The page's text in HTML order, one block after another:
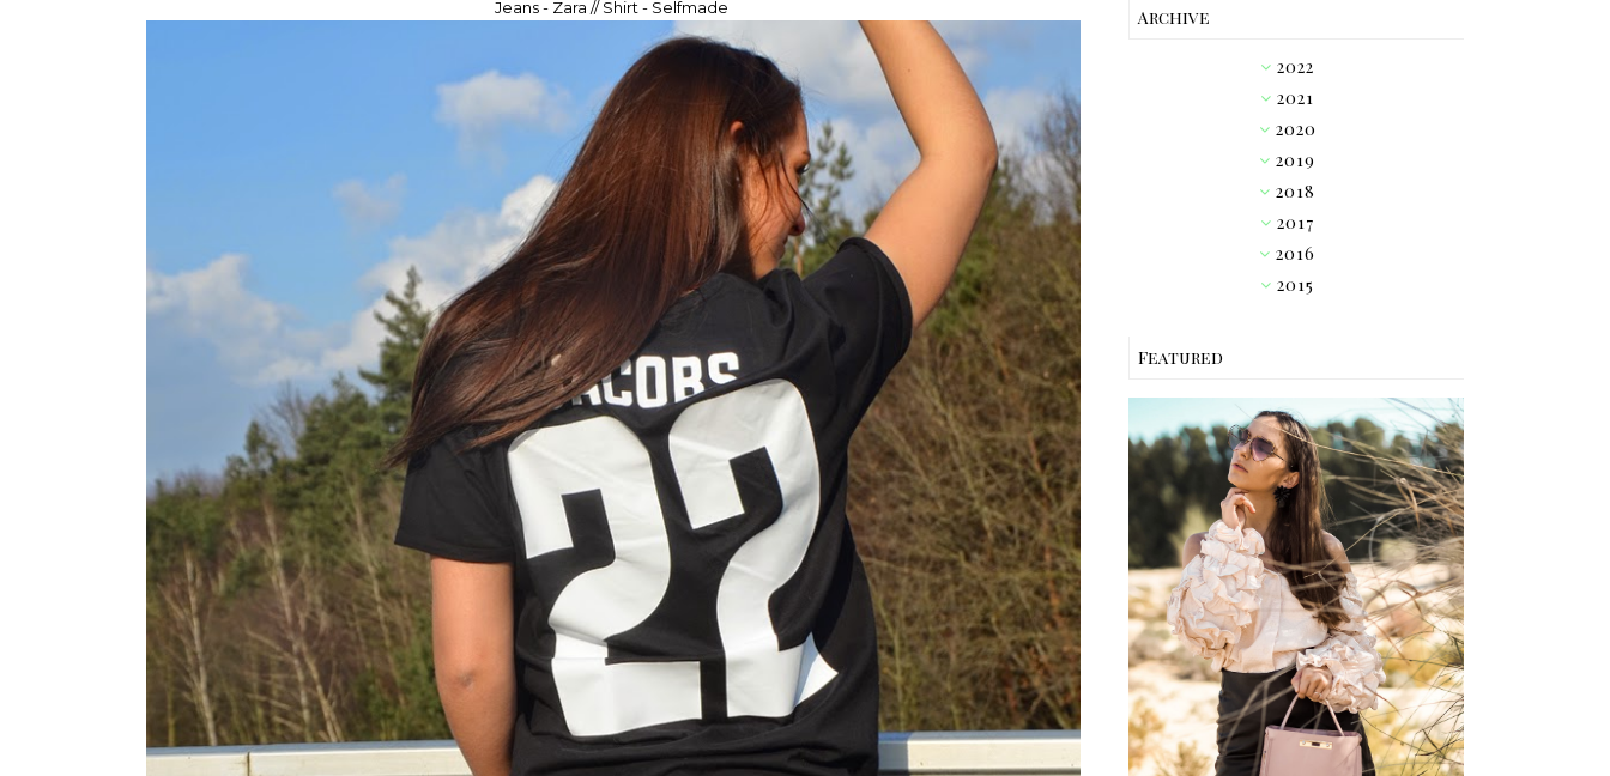
Jeans - Zara // Shirt - Selfmade Archive
►2022
►2021
►2020
►2019
►2018
►2017
►2016
▼2015
Featured
OUTFIT // PINK RUFFLE
BLOUSE W/ HEART
SUNGLASSES